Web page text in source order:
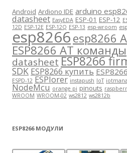
Android Ardiono IDE arduino
datasheet EasyEDA ESP-01 ESP-12
12D ESP-12E ESP-12Q ESP-13 esp-wroom
esp8266 esp8266
ESP8266 AT команды
datasheet ESP8266
SDK ESP8266 купить
ESPD-12 ESPlorer instapush IoT
NodeMcu orange pi pinouts
WROOM WROOM-02 ws2812 ws2812b
ESP8266 МОДУЛИ